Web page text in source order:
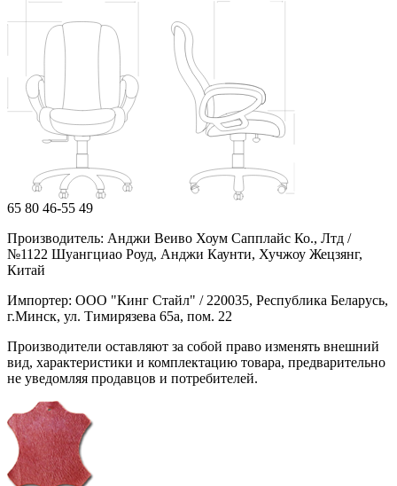
65 80 46-55 49
Производитель: Анджи Веиво Хоум Сапплайс Ко., Лтд /
№1122 Шуангциао Роуд, Анджи Каунти, Хучжоу Жецзянг,
Китай
Импортер: ООО "Кинг Стайл" / 220035, Республика Беларусь,
г.Минск, ул. Тимирязева 65а, пом. 22
Производители оставляют за собой право изменять внешний
вид, характеристики и комплектацию товара, предварительно
не уведомляя продавцов и потребителей.